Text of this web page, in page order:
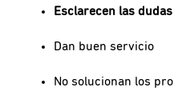
Esclarecen las
Dan buen servicio
No solucionan los